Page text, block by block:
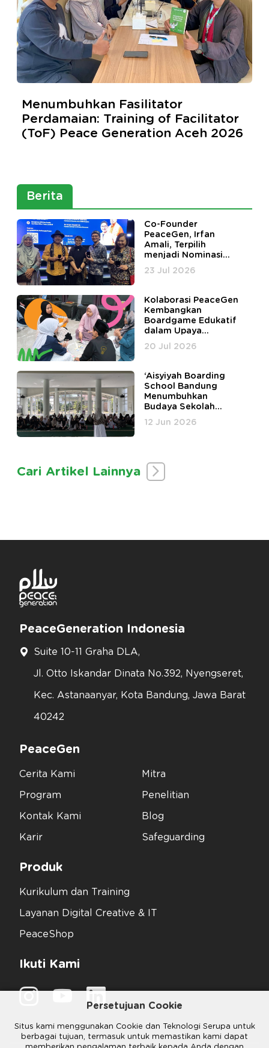
Persetujuan Cookie
Situs kami menggunakan Cookie dan Teknologi Serupa untuk
berbagai tujuan, termasuk untuk memastikan kami dapat
Menumbuhkan Fasilitator
Perdamaian: Training of Facilitator
(ToF) Peace Generation Aceh 2026
Berita
Co-Founder
PeaceGen, Irfan
Amali, Terpilih
menjadi Nominasi
Harmony in Diversity
Awards
23 Jul 2026
Kolaborasi PeaceGen
Kembangkan
Boardgame Edukatif
dalam Upaya
Peningkatan
Kesehatan Mental
Fahmina
20 Jul 2026
‘Aisyiyah Boarding
School Bandung
Menumbuhkan
Budaya Sekolah
Happy Tanpa Bully di
Lingkungan
12 Jun 2026
Cari Artikel Lainnya
PeaceGeneration Indonesia
Suite 10-11 Graha DLA,
Jl. Otto Iskandar Dinata No.392, Nyengseret,
Kec. Astanaanyar, Kota Bandung, Jawa Barat
40242
PeaceGen
Cerita Kami
Program
Kontak Kami
Karir
Mitra
Penelitian
Blog
Safeguarding
Produk
Kurikulum dan Training
Layanan Digital Creative & IT
PeaceShop
Ikuti Kami